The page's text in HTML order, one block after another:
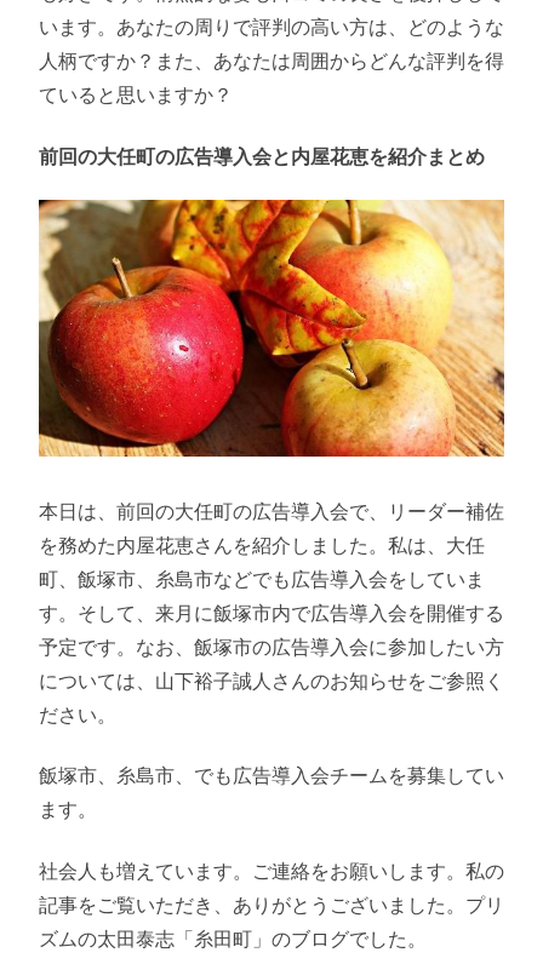
います。あなたの周りで評判の高い方は、どのような
人柄ですか？また、あなたは周囲からどんな評判を得
ていると思いますか？
前回の大任町の広告導入会と内屋花恵を紹介まとめ
本日は、前回の大任町の広告導入会で、リーダー補佐
を務めた内屋花恵さんを紹介しました。私は、大任
町、飯塚市、糸島市などでも広告導入会をしていま
す。そして、来月に飯塚市内で広告導入会を開催する
予定です。なお、飯塚市の広告導入会に参加したい方
については、山下裕子誠人さんのお知らせをご参照く
ださい。
飯塚市、糸島市、でも広告導入会チームを募集してい
ます。
社会人も増えています。ご連絡をお願いします。私の
記事をご覧いただき、ありがとうございました。プリ
ズムの太田泰志「糸田町」のブログでした。